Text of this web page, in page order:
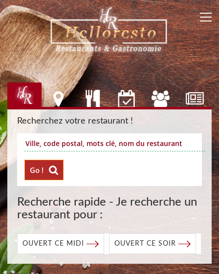
Recherchez votre restaurant !
Go !
Recherche rapide - Je recherche un
restaurant pour :
OUVERT CE MIDI OUVERT CE SOIR